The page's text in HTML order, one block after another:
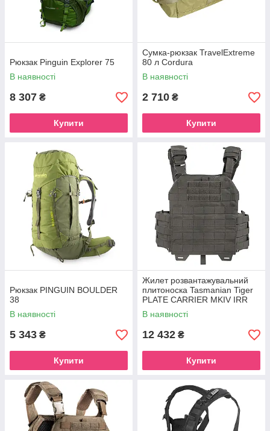
Рюкзак Pinguin Explorer 75
В наявності
8 307 ₴
Купити
Сумка-рюкзак TravelExtreme
80 л Cordura
В наявності
2 710 ₴
Купити
Рюкзак PINGUIN BOULDER
38
В наявності
5 343 ₴
Купити
Жилет розвантажувальний
плитоноска Tasmanian Tiger
PLATE CARRIER MKIV IRR
розмір S/M
В наявності
12 432 ₴
Купити